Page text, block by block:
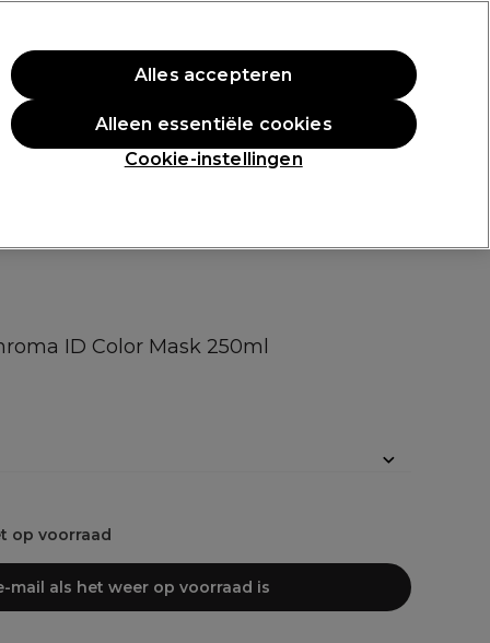
Aanmelden
Professionele Awards
ID Color Mask 250ml
op voorraad
mail als het weer op voorraad is
Cookie-instellingen
Alleen essentiële cookies
Alles accepteren